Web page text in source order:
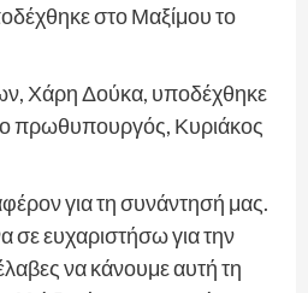
στο Μαξίμου το
Χάρη Δούκα, υποδέχθηκε
πρωθυπουργός, Κυριάκος
για τη συνάντησή μας.
ευχαριστήσω για την
να κάνουμε αυτή τη